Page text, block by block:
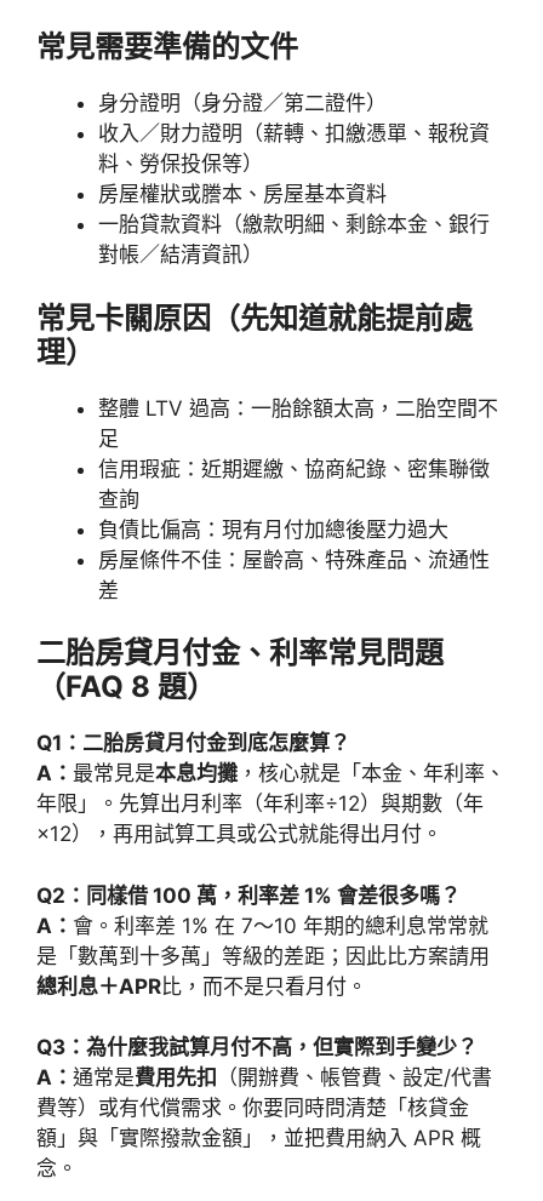
常見需要準備的文件
身分證明（身分證／第二證件）
收入／財力證明（薪轉、扣繳憑單、報稅資
料、勞保投保等）
房屋權狀或謄本、房屋基本資料
一胎貸款資料（繳款明細、剩餘本金、銀行
對帳／結清資訊）
常見卡關原因（先知道就能提前處
理）
整體 LTV 過高：一胎餘額太高，二胎空間不
足
信用瑕疵：近期遲繳、協商紀錄、密集聯徵
查詢
負債比偏高：現有月付加總後壓力過大
房屋條件不佳：屋齡高、特殊產品、流通性
差
二胎房貸月付金、利率常見問題
（FAQ 8 題）
Q1：二胎房貸月付金到底怎麼算？
A： 最常見是本息均攤 ，核心就是「本金、年利率、
年限」。先算出月利率（年利率÷12）與期數（年
×12），再用試算工具或公式就能得出月付。
Q2：同樣借 100 萬，利率差 1% 會差很多嗎？
A： 會。利率差 1% 在 7～10 年期的總利息常常就
是「數萬到十多萬」等級的差距；因此比方案請用
總利息＋APR比，而不是只看月付。
Q3：為什麼我試算月付不高，但實際到手變少？
A： 通常是費用先扣
（開辦費、帳管費、設定/代書
費等）或有代償需求。你要同時問清楚「核貸金
額」與「實際撥款金額」，並把費用納入 APR 概
念。